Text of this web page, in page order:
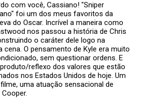
com você, Cassiano! "Sniper
foi um dos meus favoritos da
do Oscar. Incrível a maneira como
nos passou a história de Chris
o caráter dele logo na
cena. O pensamento de Kyle era muito
sem questionar ordens. E
reflexo dos valores que estão
nos Estados Unidos de hoje. Um
uma atuação sensacional de